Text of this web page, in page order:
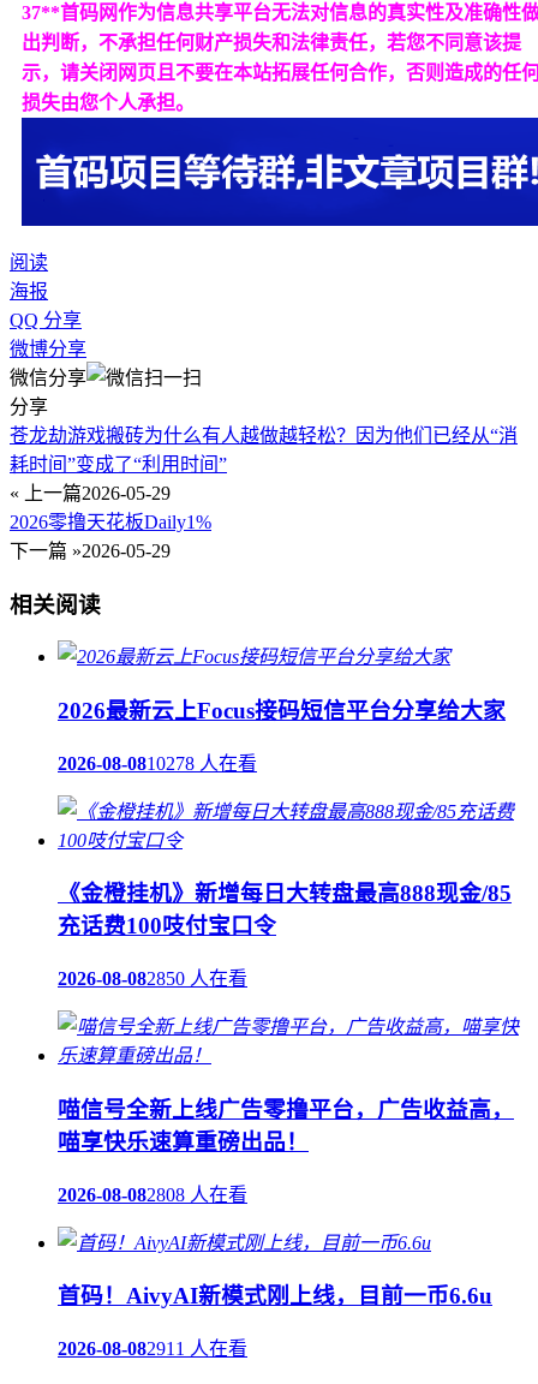
37**首码网作为信息共享平台无法对信息的真实性及准确性
出判断，不承担任何财产损失和法律责任，若您不同意该提
示，请关闭网页且不要在本站拓展任何合作，否则造成的任
损失由您个人承担。
阅读
海报
QQ 分享
微博分享
微信分享
分享
苍龙劫游戏搬砖为什么有人越做越轻松？因为他们已经从“消
耗时间”变成了“利用时间”
« 上一篇2026-05-29
2026零撸天花板Daily1%
下一篇 »2026-05-29
相关阅读
2026最新云上Focus接码短信平台分享给大家
2026-08-0810278 人在看
《金橙挂机》新增每日大转盘最高888现金/85
充话费100吱付宝口令
2026-08-082850 人在看
喵信号全新上线广告零撸平台，广告收益高，
喵享快乐速算重磅出品！
2026-08-082808 人在看
首码！AivyAI新模式刚上线，目前一币6.6u
2026-08-082911 人在看